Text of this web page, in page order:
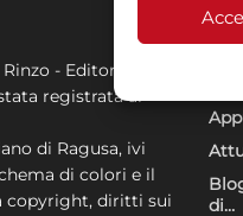
Abbinare e
alle
Utilizzare
dispositivi
- Editore QDR
registrata al
di Ragusa, ivi
di colori e il
copyright, diritti sui
di…